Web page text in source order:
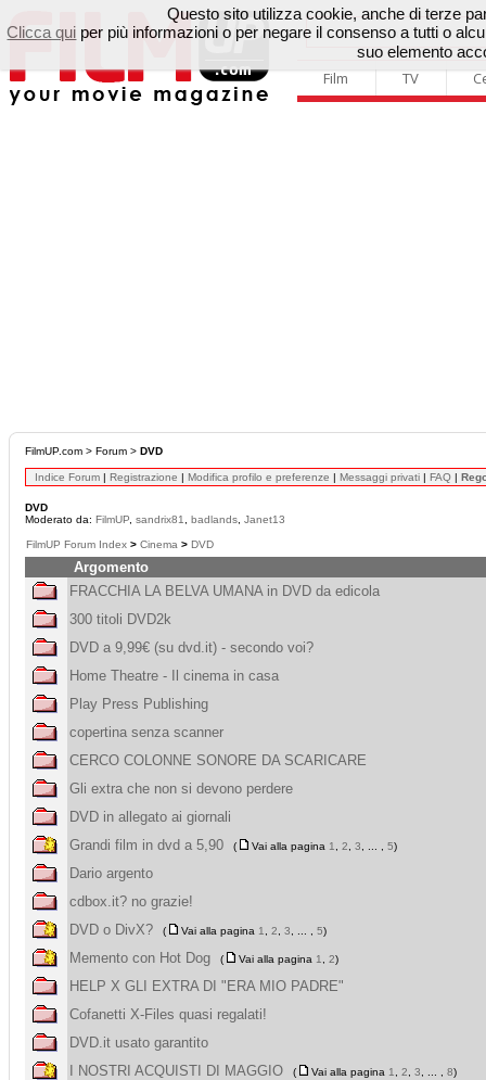
Film TV
FilmUP.com > Forum > DVD
Indice Forum | Registrazione | Modifica profilo e preferenze | Messaggi privati | FAQ |
DVD
Moderato da: FilmUP sandrix81 badlands Janet13
FilmUP Forum Index > Cinema > DVD
Argomento
FRACCHIA LA BELVA UMANA in DVD da edicola
300 titoli DVD2k
DVD a 9,99€ (su dvd.it) - secondo voi?
Home Theatre - Il cinema in casa
Play Press Publishing
copertina senza scanner
CERCO COLONNE SONORE DA SCARICARE
Gli extra che non si devono perdere
DVD in allegato ai giornali
Grandi film in dvd a 5,90
( Vai alla pagina 1 2 3 5)
Dario argento
cdbox.it? no grazie!
DVD o DivX?
( Vai alla pagina 1 2 3 5)
Memento con Hot Dog ( Vai alla pagina 1 2)
HELP X GLI EXTRA DI "ERA MIO PADRE"
Cofanetti X-Files quasi regalati!
DVD.it usato garantito
I NOSTRI ACQUISTI DI MAGGIO
( Vai alla pagina 1 2 3 8)
Questo sito utilizza cookie, anche di terze
Clicca qui per più informazioni o per negare il consenso a tutti o
suo elemento